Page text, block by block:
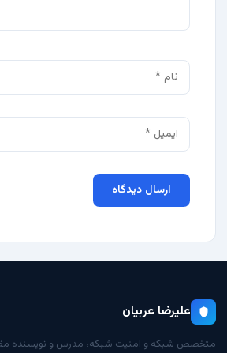
علیرضا عربیان
متخصص شبکه و امنیت شبکه، مدرس و نویسنده